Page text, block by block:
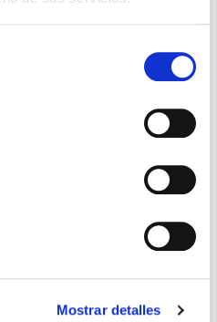
Mostrar detalles
racionalizado y
fácil.
difusión homogénea
y filtro de